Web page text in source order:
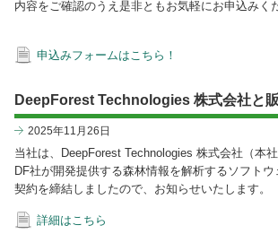
内容をご確認のうえ是非ともお気軽にお申込みく
申込みフォームはこちら！
DeepForest Technologies 株式会社と
2025年11月26日
当社は、DeepForest Technologies 株式会社（本社
DF社が開発提供する森林情報を解析するソフト
契約を締結しましたので、お知らせいたします。
詳細はこちら